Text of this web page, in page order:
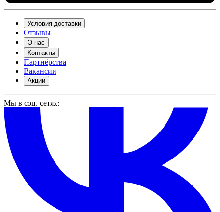
Условия доставки
Отзывы
О нас
Контакты
Партнёрства
Вакансии
Акции
Мы в соц. сетях: